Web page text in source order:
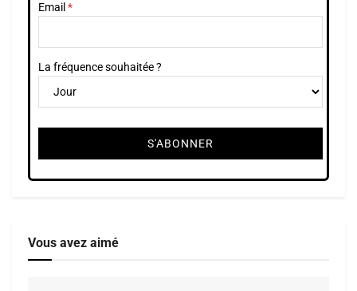
Email
La fréquence souhaitée ?
Vous avez aimé